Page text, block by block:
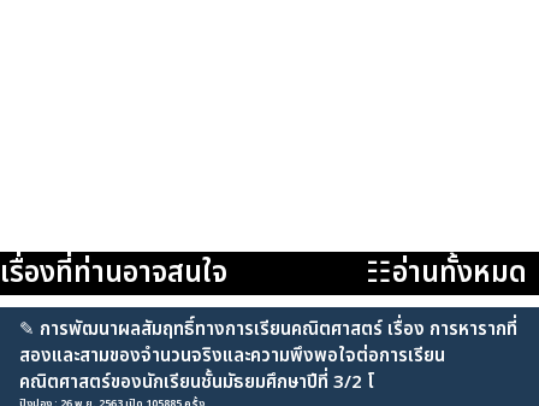
เรื่องที่ท่านอาจสนใจ ☷อ่านทั้งหมด
✎ การพัฒนาผลสัมฤทธิ์ทางการเรียนคณิตศาสตร์ เรื่อง การหารากที่
สองและสามของจำนวนจริงและความพึงพอใจต่อการเรียน
คณิตศาสตร์ของนักเรียนชั้นมัธยมศึกษาปีที่ 3/2 โ